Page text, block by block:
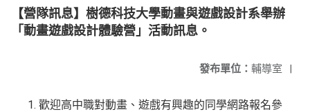
【營隊訊息】樹德科技大學動畫與遊戲設計系舉辦
「動畫遊戲設計體驗營」活動訊息。
發布單位： 輔導室 |
歡迎高中職對動畫、遊戲有興趣的同學網路報名參